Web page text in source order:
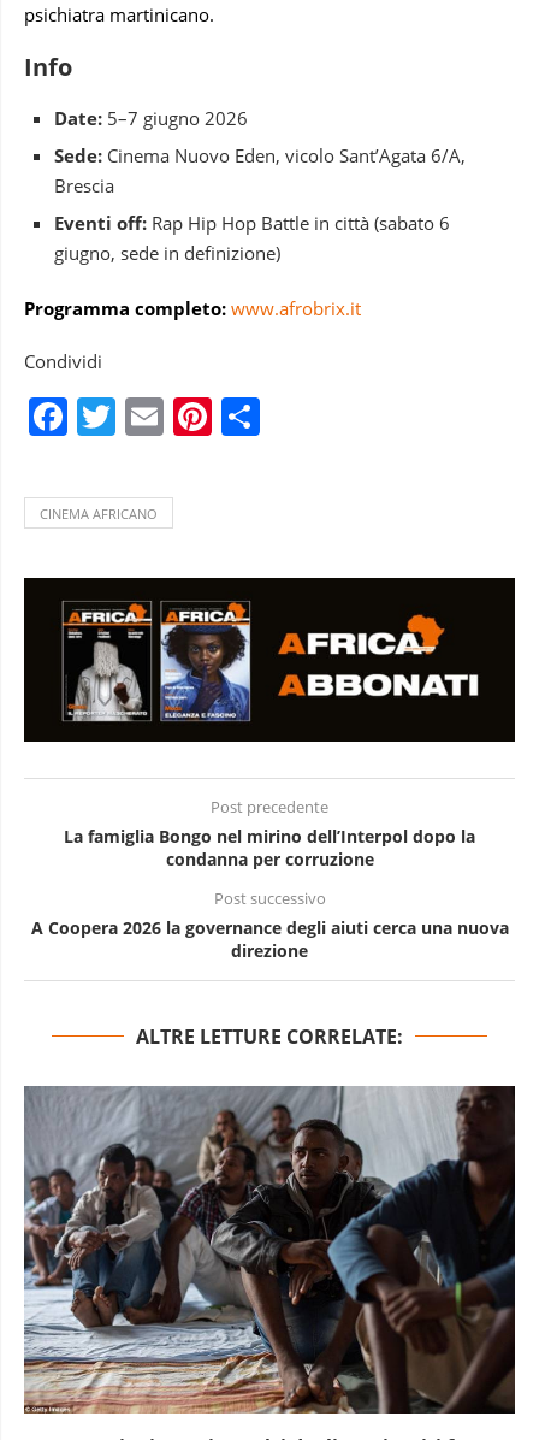
psichiatra martinicano.
Info
Date: 5–7 giugno 2026
Sede: Cinema Nuovo Eden, vicolo Sant’Agata 6/A,
Brescia
Eventi off: Rap Hip Hop Battle in città (sabato 6
giugno, sede in definizione)
Programma completo: www.afrobrix.it
Condividi
Facebook
Twitter
EmailPinterest
CINEMA AFRICANO
Post precedente
La famiglia Bongo nel mirino dell’Interpol dopo la
condanna per corruzione
Post successivo
A Coopera 2026 la governance degli aiuti cerca una nuova
direzione
ALTRE LETTURE CORRELATE: